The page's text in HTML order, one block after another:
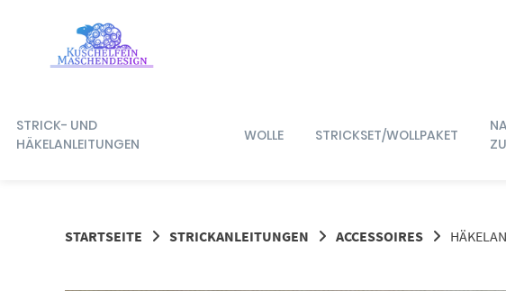
STRICK- UND
HÄKELANLEITUNGEN
WOLLE STRICKSET/WOLLPAKET
STARTSEITE STRICKANLEITUNGEN ACCESSOIRES